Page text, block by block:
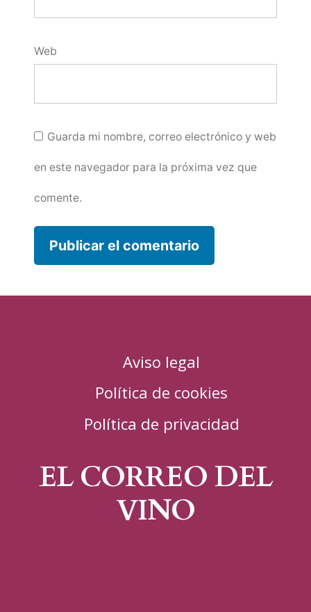
Web
Guarda mi nombre, correo electrónico y web
en este navegador para la próxima vez que
comente.
Aviso legal
Política de cookies
Política de privacidad
EL CORREO DEL
VINO